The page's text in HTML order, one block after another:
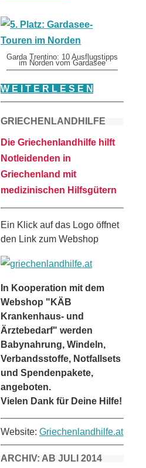
Garda Trentino: 10 Ausflugstipps
im Norden vom Gardasee
W E I T E R L E S E N
GRIECHENLANDHILFE
Die Griechenlandhilfe hilft
Notleidenden in
Griechenland mit
medizinischen Hilfsgütern
Ein Klick auf das Logo öffnet
den Link zum Webshop
In Kooperation mit dem
Webshop "KÄB
Krankenhaus- und
Ärztebedarf" werden
Babynahrung, Windeln,
Verbandsstoffe, Notfallsets
und Spendenpakete,
angeboten.
Vielen Dank für Deine Hilfe!
Website: Griechenlandhilfe.at
ARCHIV: AB JULI 2014